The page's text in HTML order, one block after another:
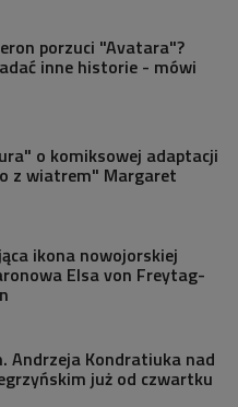
porzuci "Avatara"?
inne historie - mówi
o komiksowej adaptacji
z wiatrem" Margaret
ikona nowojorskiej
Elsa von Freytag-
Andrzeja Kondratiuka nad
już od czwartku